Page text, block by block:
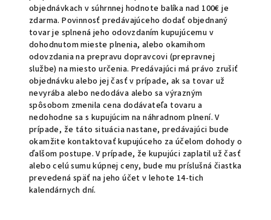
objednávkach v súhrnnej hodnote balíka nad 100€ je
zdarma. Povinnosť predávajúceho dodať objednaný
tovar je splnená jeho odovzdaním kupujúcemu v
dohodnutom mieste plnenia, alebo okamihom
odovzdania na prepravu dopravcovi (prepravnej
službe) na miesto určenia. Predávajúci má právo zrušiť
objednávku alebo jej časť v prípade, ak sa tovar už
nevyrába alebo nedodáva alebo sa výrazným
spôsobom zmenila cena dodávateľa tovaru a
nedohodne sa s kupujúcim na náhradnom plnení. V
prípade, že táto situácia nastane, predávajúci bude
okamžite kontaktovať kupujúceho za účelom dohody o
ďalšom postupe. V prípade, že kupujúci zaplatil už časť
alebo celú sumu kúpnej ceny, bude mu príslušná čiastka
prevedená späť na jeho účet v lehote 14-tich
kalendárnych dní.